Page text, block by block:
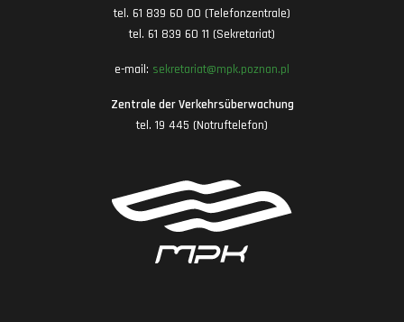
tel. 61 839 60 00 (Telefonzentrale)
tel. 61 839 60 11 (Sekretariat)
e-mail: sekretariat@mpk.poznan.pl
Zentrale der Verkehrsüberwachung
tel. 19 445 (Notruftelefon)